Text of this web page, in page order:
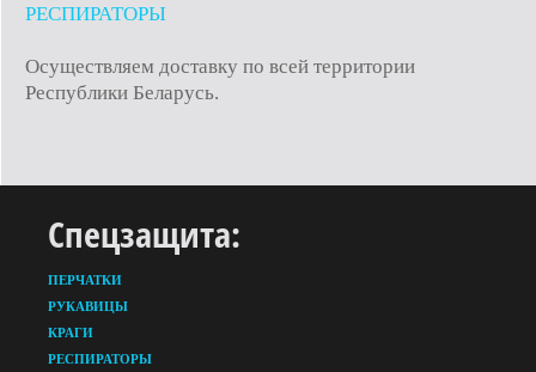
РЕСПИРАТОРЫ
Осуществляем доставку по всей территории
Республики Беларусь.
Спецзащита:
ПЕРЧАТКИ
РУКАВИЦЫ
КРАГИ
РЕСПИРАТОРЫ